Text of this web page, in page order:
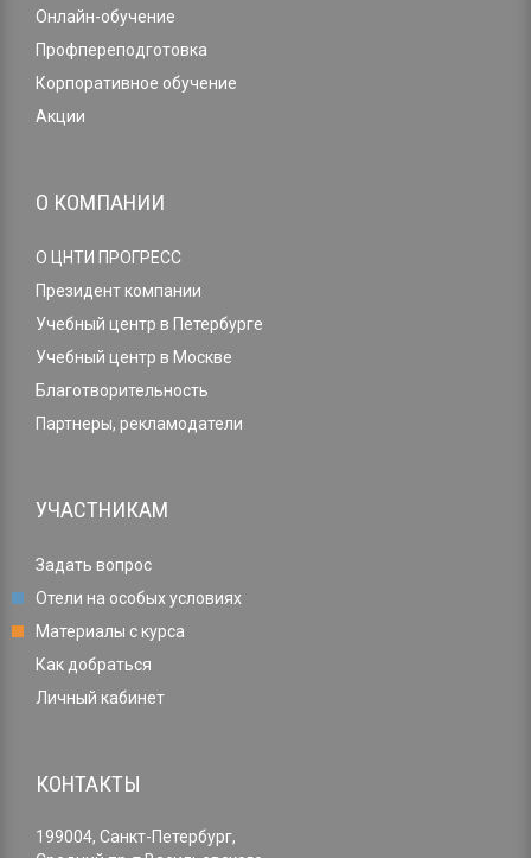
Онлайн-обучение
Профпереподготовка
Корпоративное обучение
Акции
О КОМПАНИИ
О ЦНТИ ПРОГРЕСС
Президент компании
Учебный центр в Петербурге
Учебный центр в Москве
Благотворительность
Партнеры, рекламодатели
УЧАСТНИКАМ
Задать вопрос
Отели на особых условиях
Материалы с курса
Как добраться
Личный кабинет
КОНТАКТЫ
199004, Санкт-Петербург,